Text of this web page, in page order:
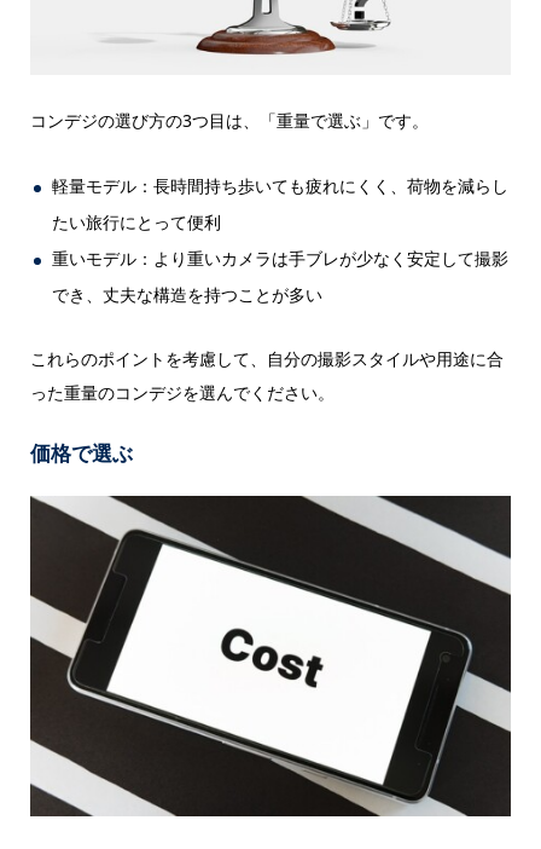
コンデジの選び方の3つ目は、「重量で選ぶ」です。
軽量モデル：長時間持ち歩いても疲れにくく、荷物を減らし
たい旅行にとって便利
重いモデル：より重いカメラは手ブレが少なく安定して撮影
でき、丈夫な構造を持つことが多い
これらのポイントを考慮して、自分の撮影スタイルや用途に合
った重量のコンデジを選んでください。
価格で選ぶ